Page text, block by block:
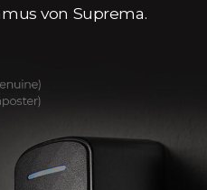
von Suprema.